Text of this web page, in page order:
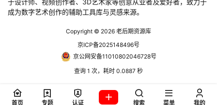
于设计师、视频创作者、3D艺术家等创意从业者及爱好者，致力于
成为数字艺术创作的辅助工具库与灵感来源。
Copyright © 2026 老后期资源库
京ICP备2025148496号
京公网安备11010802046728号
查询 1 次，耗时 0.0887 秒
首页 专题 认证 搜索 菜单 我的